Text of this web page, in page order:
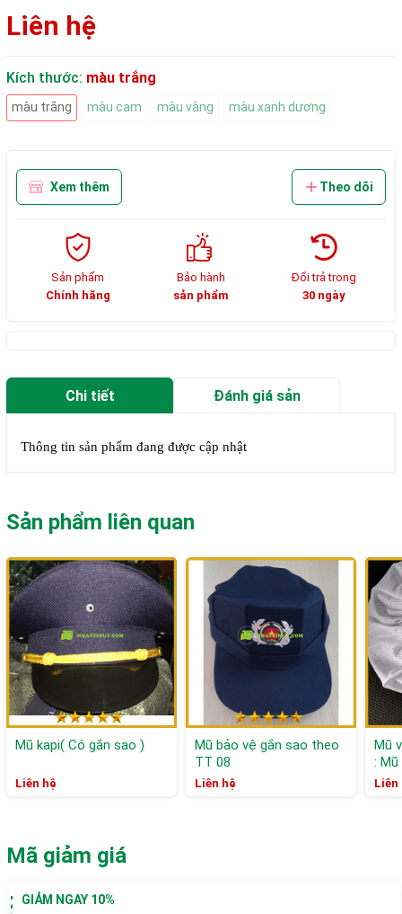
Liên hệ
Kích thước: màu trắng
màu trắng màu cam màu vàng màu xanh dương
Xem thêm Theo dõi
Sản phẩm
Chính hãng
Bảo hành
sản phẩm
Đổi trả trong
30 ngày
Chi tiết Đánh giá sản
Thông tin sản phẩm đang được cập nhật
Sản phẩm liên quan
Mũ kapi( Có gắn sao )
Liên hệ
Mũ bảo vệ gắn sao theo
TT 08
Liên hệ
Mũ
: Mũ
Liên
Mã giảm giá
GIẢM NGAY 10%